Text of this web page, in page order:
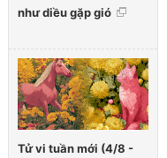
như diều gặp gió
Tử vi tuần mới (4/8 -